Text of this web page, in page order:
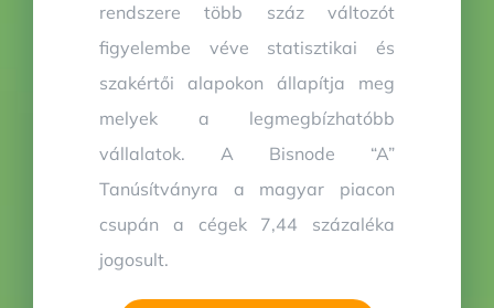
rendszere több száz változót
figyelembe véve statisztikai és
szakértői alapokon állapítja meg
melyek a legmegbízhatóbb
vállalatok. A Bisnode “A”
Tanúsítványra a magyar piacon
csupán a cégek 7,44 százaléka
jogosult.